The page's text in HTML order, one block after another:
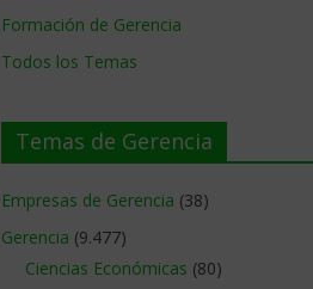
Formación de Gerencia
Todos los Temas
Temas de Gerencia
Empresas de Gerencia (38)
Gerencia (9.477)
Ciencias Económicas (80)